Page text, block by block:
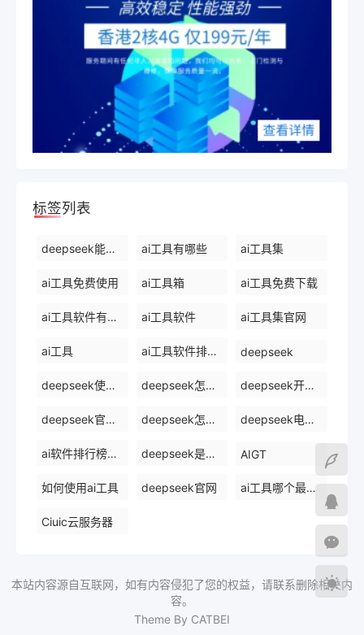
标签列表
deepseek能干什么 ai工具有哪些 ai工具集
ai工具免费使用 ai工具箱 ai工具免费下载
ai工具软件有哪些 ai工具软件 ai工具集官网
ai工具 ai工具软件排名前十 deepseek
deepseek使用方法 deepseek怎么使用deepseek deepseek开源ai
deepseek官网下载 deepseek怎么使用 deepseek电脑版
ai软件排行榜前十名 deepseek是什么 AIGT
如何使用ai工具 deepseek官网 ai工具哪个最好用
Ciuic云服务器
本站内容源自互联网，如有内容侵犯了您的权益，请联系删除相关内
容。
Theme By CATBEI